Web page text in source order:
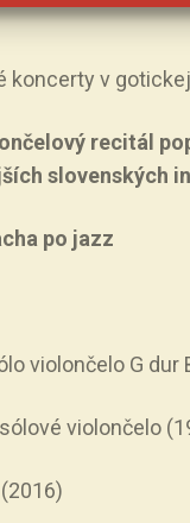
v
recitál
slovenských
po jazz
violončelo G dur
violončelo